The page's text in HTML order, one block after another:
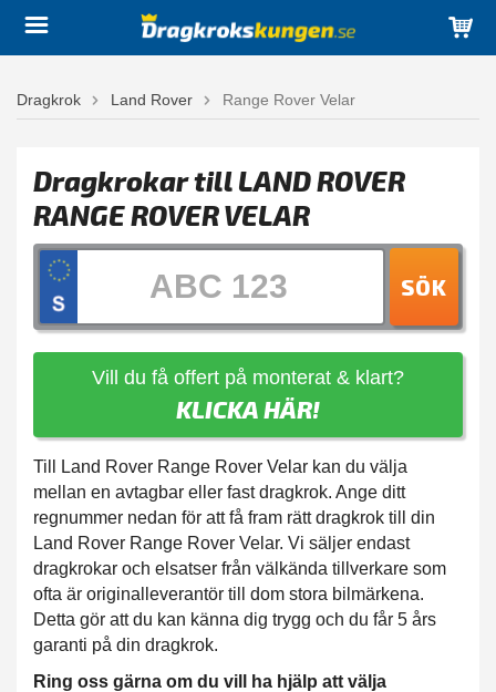
Dragkrok Land Rover Range Rover Velar
Dragkrokar till LAND ROVER
RANGE ROVER VELAR
SÖK
Vill du få offert på monterat & klart?
KLICKA HÄR!
Till Land Rover Range Rover Velar kan du välja
mellan en avtagbar eller fast dragkrok. Ange ditt
regnummer nedan för att få fram rätt dragkrok till din
Land Rover Range Rover Velar. Vi säljer endast
dragkrokar och elsatser från välkända tillverkare som
ofta är originalleverantör till dom stora bilmärkena.
Detta gör att du kan känna dig trygg och du får 5 års
garanti på din dragkrok.
Ring oss gärna om du vill ha hjälp att välja